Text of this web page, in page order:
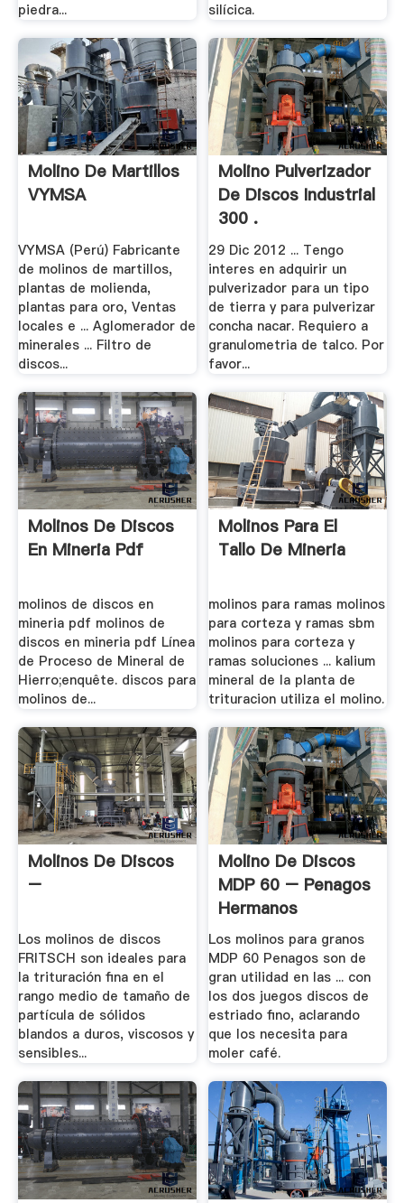
piedra... silícica.
Molino De Martillos
VYMSA
VYMSA (Perú) Fabricante
de molinos de martillos,
plantas de molienda,
plantas para oro, Ventas
locales e ... Aglomerador de
minerales ... Filtro de
discos...
Molino Pulverizador
De Discos Industrial
300 .
29 Dic 2012 ... Tengo
interes en adquirir un
pulverizador para un tipo
de tierra y para pulverizar
concha nacar. Requiero a
granulometria de talco. Por
favor...
Molinos De Discos
En Mineria Pdf
molinos de discos en
mineria pdf molinos de
discos en mineria pdf Línea
de Proceso de Mineral de
Hierro;enquête. discos para
molinos de...
Molinos Para El
Tallo De Mineria
molinos para ramas molinos
para corteza y ramas sbm
molinos para corteza y
ramas soluciones ... kalium
mineral de la planta de
trituracion utiliza el molino.
Molinos De Discos
–
Los molinos de discos
FRITSCH son ideales para
la trituración fina en el
rango medio de tamaño de
partícula de sólidos
blandos a duros, viscosos y
sensibles...
Molino De Discos
MDP 60 – Penagos
Hermanos
Los molinos para granos
MDP 60 Penagos son de
gran utilidad en las ... con
los dos juegos discos de
estriado fino, aclarando
que los necesita para
moler café.